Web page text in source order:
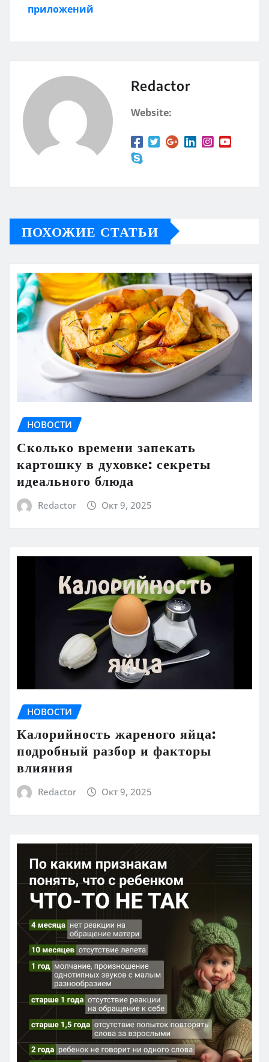
приложений
Redactor
Website:
ПОХОЖИЕ СТАТЬИ
НОВОСТИ
Сколько времени запекать
картошку в духовке: секреты
идеального блюда
Redactor Окт 9, 2025
НОВОСТИ
Калорийность жареного яйца:
подробный разбор и факторы
влияния
Redactor Окт 9, 2025